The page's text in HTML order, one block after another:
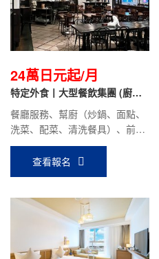
24萬日元起/月
特定外食丨大型餐飲集團 (廚師/
餐廳服務、幫廚（炒鍋、面點、
洗菜、配菜、清洗餐具）、前廳
服務。保底月工資：24萬日元
~（含住房補貼）；面點、炒鍋
技術好的更高，面試時面議。
查看報名